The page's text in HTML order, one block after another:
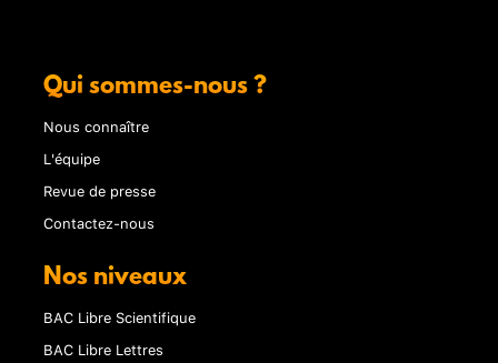
Qui sommes-nous ?
Nous connaître
L'équipe
Revue de presse
Contactez-nous
Nos niveaux
BAC Libre Scientifique
BAC Libre Lettres